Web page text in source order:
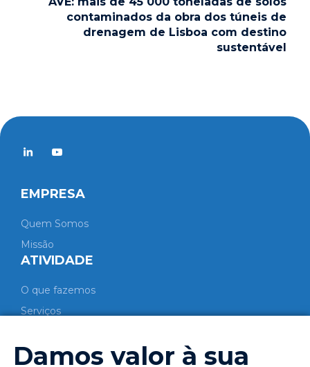
Damos valor à sua
contaminados da obra dos túneis de
drenagem de Lisboa com destino
sustentável
EMPRESA
Quem Somos
Missão
ATIVIDADE
O que fazemos
Serviços
Processo